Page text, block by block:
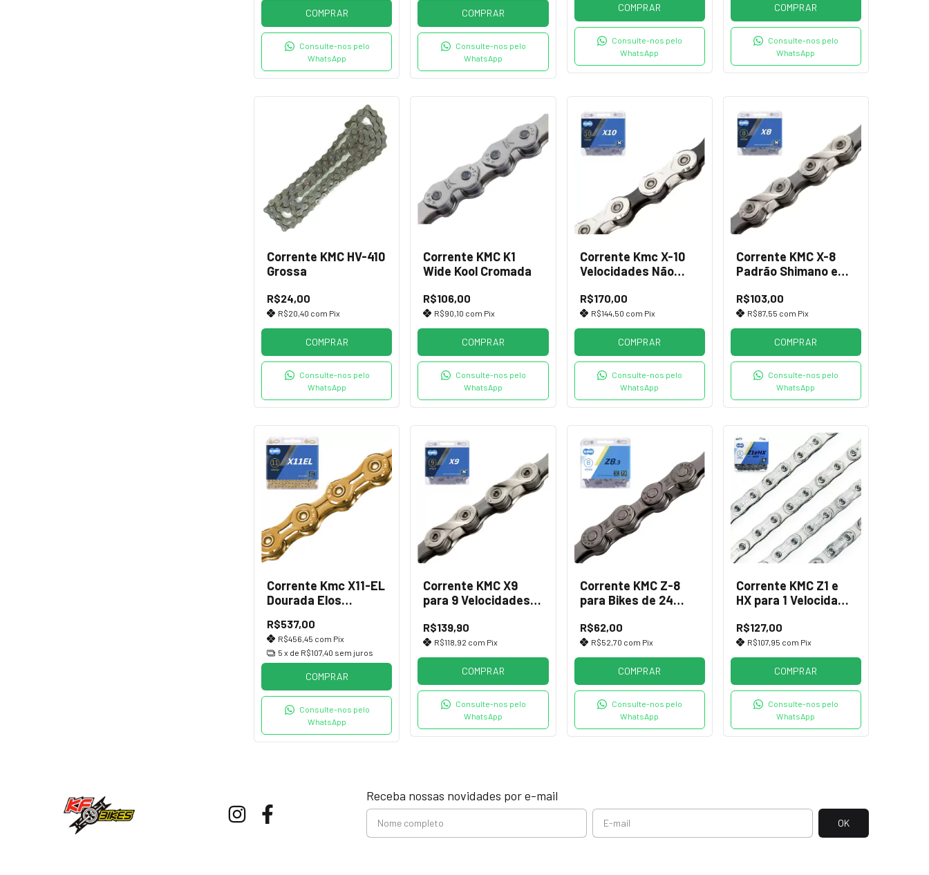
COMPRAR
Consulte-nos pelo
WhatsApp
COMPRAR
Consulte-nos pelo
WhatsApp
COMPRAR
Consulte-nos pelo
WhatsApp
COMPRAR
Consulte-nos pelo
WhatsApp
Corrente KMC HV-410
Grossa
R$24,00
R$20,40 com Pix
COMPRAR
Consulte-nos pelo
WhatsApp
Corrente KMC K1
Wide Kool Cromada
R$106,00
R$90,10 com Pix
COMPRAR
Consulte-nos pelo
WhatsApp
Corrente Kmc X-10
Velocidades Não
R$170,00
R$144,50 com Pix
COMPRAR
Consulte-nos pelo
WhatsApp
Corrente KMC X-8
Padrão Shimano e
R$103,00
R$87,55 com Pix
COMPRAR
Consulte-nos pelo
WhatsApp
Corrente Kmc X11-EL
Dourada Elos
R$537,00
R$456,45 com Pix
5 x de R$107,40 sem juros
COMPRAR
Consulte-nos pelo
WhatsApp
Corrente KMC X9
para 9 Velocidades
R$139,90
R$118,92 com Pix
COMPRAR
Consulte-nos pelo
WhatsApp
Corrente KMC Z-8
para Bikes de 24
Link
R$62,00
R$52,70 com Pix
COMPRAR
Consulte-nos pelo
WhatsApp
Corrente KMC Z1 e
HX para 1 Velocidade
R$127,00
R$107,95 com Pix
COMPRAR
Consulte-nos pelo
WhatsApp
Receba nossas novidades por e-mail